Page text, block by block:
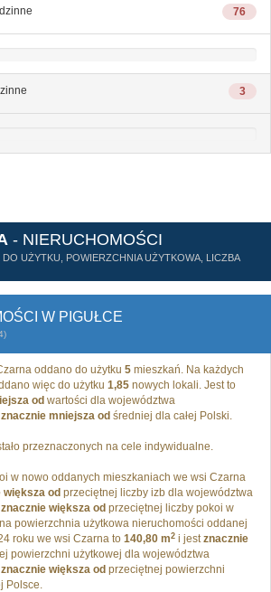
76
3
- NIERUCHOMOŚCI
UŻYTKU, POWIERZCHNIA UŻYTKOWA, LICZBA
W PIGUŁCE
oddano do użytku 5 mieszkań. Na każdych
więc do użytku 1,85 nowych lokali. Jest to
od wartości dla województwa
znacznie mniejsza od średniej dla całej Polski.
przeznaczonych na cele indywidualne.
w nowo oddanych mieszkaniach we wsi Czarna
większa od przeciętnej liczby izb dla województwa
znacznie większa od przeciętnej liczby pokoi w
powierzchnia użytkowa nieruchomości oddanej
roku we wsi Czarna to 140,80 m2 i jestznacznie
powierzchni użytkowej dla województwa
znacznie większa od przeciętnej powierzchni
Polsce.